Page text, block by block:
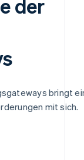
der
bringt
mit sich.